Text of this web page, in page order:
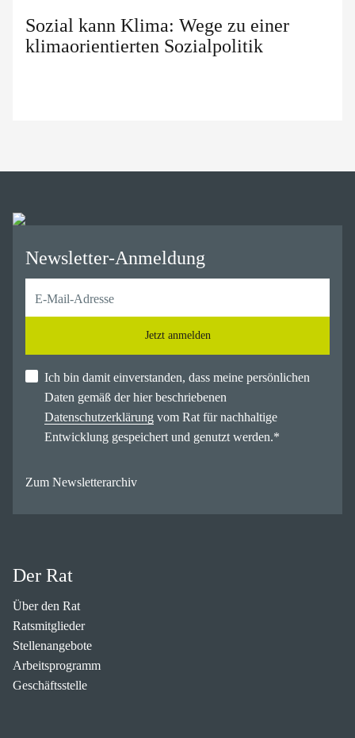
Sozial kann Klima: Wege zu einer
klimaorientierten Sozialpolitik
Newsletter-Anmeldung
Jetzt anmelden
Ich bin damit einverstanden, dass meine persönlichen
Daten gemäß der hier beschriebenen
Datenschutzerklärung vom Rat für nachhaltige
Entwicklung gespeichert und genutzt werden.*
Zum Newsletterarchiv
Der Rat
Über den Rat
Ratsmitglieder
Stellenangebote
Arbeitsprogramm
Geschäftsstelle